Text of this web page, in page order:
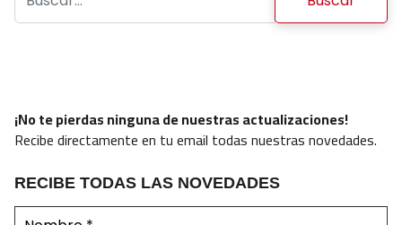
¡No te pierdas ninguna de nuestras actualizaciones!
Recibe directamente en tu email todas nuestras novedades.
RECIBE TODAS LAS NOVEDADES